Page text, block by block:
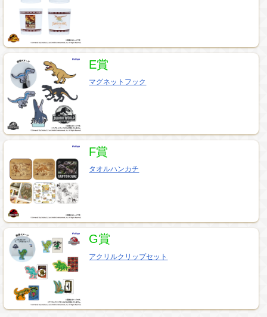
E賞
マグネットフック
F賞
タオルハンカチ
G賞
アクリルクリップセット